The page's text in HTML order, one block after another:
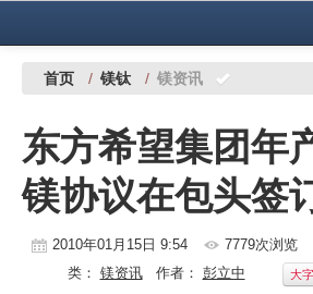
中国有色金属报社主办 广告服务
铜镍铅锌
铝
稀有稀土
首页 / 镁钛 / 镁资讯
东方希望集团年
镁协议在包头签
2010年01月15日 9:54 7779次浏览
类： 镁资讯作者： 彭立中 大